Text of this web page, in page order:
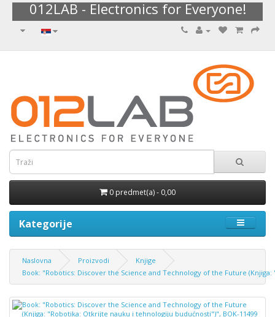
012LAB - Electronics for Everyone!
0 predmet(a) - 0,00
Kategorije
Naslovna Proizvodi
Knjige
Book: "Robotics: Discover the Science and Technology of the Future